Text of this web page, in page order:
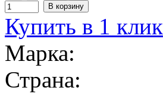
Купить в 1 клик
Марка:
Страна: